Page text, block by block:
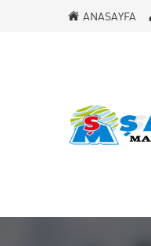
ANASAYFA